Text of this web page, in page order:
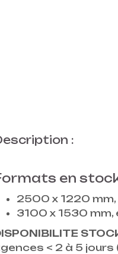
:
en
2500 x 1220 mm,
3100 x 1530 mm,
< 2 à 5 jours